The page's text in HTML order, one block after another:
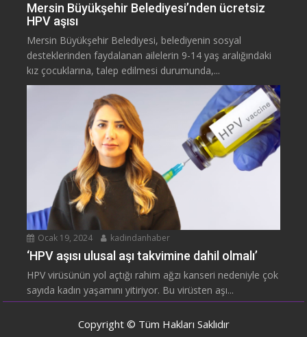
Mersin Büyükşehir Belediyesi’nden ücretsiz
HPV aşısı
Mersin Büyükşehir Belediyesi, belediyenin sosyal
desteklerinden faydalanan ailelerin 9-14 yaş aralığındaki
kız çocuklarına, talep edilmesi durumunda,...
Ocak 19, 2024 kadindanhaber
‘HPV aşısı ulusal aşı takvimine dahil olmalı’
HPV virüsünün yol açtığı rahim ağzı kanseri nedeniyle çok
sayıda kadın yaşamını yitiriyor. Bu virüsten aşı...
Copyright © Tüm Hakları Saklıdır